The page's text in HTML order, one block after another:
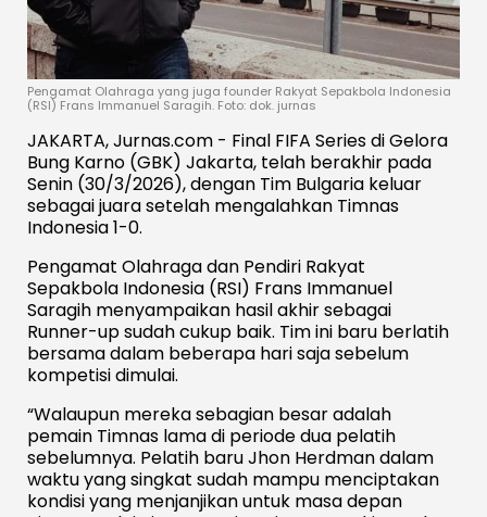
Pengamat Olahraga yang juga founder Rakyat Sepakbola Indonesia
(RSI) Frans Immanuel Saragih. Foto: dok. jurnas
JAKARTA, Jurnas.com - Final FIFA Series di Gelora
Bung Karno (GBK) Jakarta, telah berakhir pada
Senin (30/3/2026), dengan Tim Bulgaria keluar
sebagai juara setelah mengalahkan Timnas
Indonesia 1-0.
Pengamat Olahraga dan Pendiri Rakyat
Sepakbola Indonesia (RSI) Frans Immanuel
Saragih menyampaikan hasil akhir sebagai
Runner-up sudah cukup baik. Tim ini baru berlatih
bersama dalam beberapa hari saja sebelum
kompetisi dimulai.
“Walaupun mereka sebagian besar adalah
pemain Timnas lama di periode dua pelatih
sebelumnya. Pelatih baru Jhon Herdman dalam
waktu yang singkat sudah mampu menciptakan
kondisi yang menjanjikan untuk masa depan